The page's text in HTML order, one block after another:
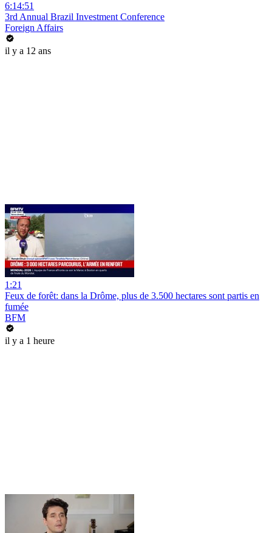
6:14:51
3rd Annual Brazil Investment Conference
Foreign Affairs
il y a 12 ans
1:21
Feux de forêt: dans la Drôme, plus de 3.500 hectares sont partis en
fumée
BFM
il y a 1 heure